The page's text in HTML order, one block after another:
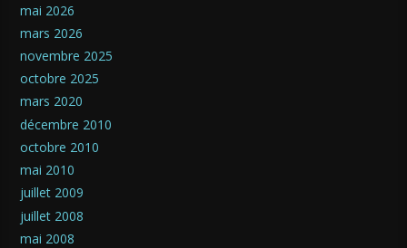
mai 2026
mars 2026
novembre 2025
octobre 2025
mars 2020
décembre 2010
octobre 2010
mai 2010
juillet 2009
juillet 2008
mai 2008